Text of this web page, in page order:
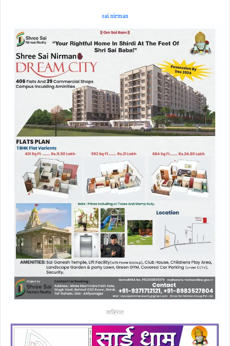
sai nirman
जाहिरात